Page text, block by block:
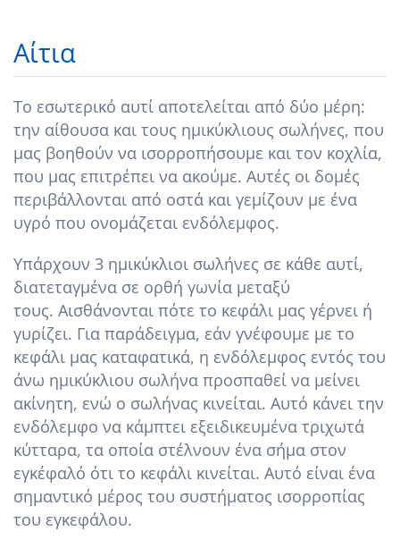
Αίτια
Το εσωτερικό αυτί αποτελείται από δύο μέρη:
την αίθουσα και τους ημικύκλιους σωλήνες, που
μας βοηθούν να ισορροπήσουμε και τον κοχλία,
που μας επιτρέπει να ακούμε. Αυτές οι δομές
περιβάλλονται από οστά και γεμίζουν με ένα
υγρό που ονομάζεται ενδόλεμφος.
Υπάρχουν 3 ημικύκλιοι σωλήνες σε κάθε αυτί,
διατεταγμένα σε ορθή γωνία μεταξύ
τους. Αισθάνονται πότε το κεφάλι μας γέρνει ή
γυρίζει. Για παράδειγμα, εάν γνέφουμε με το
κεφάλι μας καταφατικά, η ενδόλεμφος εντός του
άνω ημικύκλιου σωλήνα προσπαθεί να μείνει
ακίνητη, ενώ ο σωλήνας κινείται. Αυτό κάνει την
ενδόλεμφο να κάμπτει εξειδικευμένα τριχωτά
κύτταρα, τα οποία στέλνουν ένα σήμα στον
εγκέφαλό ότι το κεφάλι κινείται. Αυτό είναι ένα
σημαντικό μέρος του συστήματος ισορροπίας
του εγκεφάλου.